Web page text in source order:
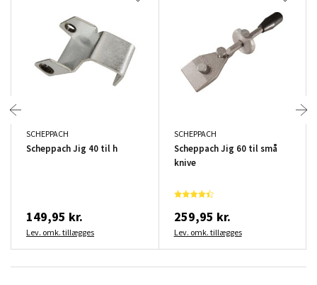
SCHEPPACH
Scheppach Jig 40 til h
149,95 kr.
Lev. omk. tillægges
SCHEPPACH
Scheppach Jig 60 til små
knive
259,95 kr.
Lev. omk. tillægges